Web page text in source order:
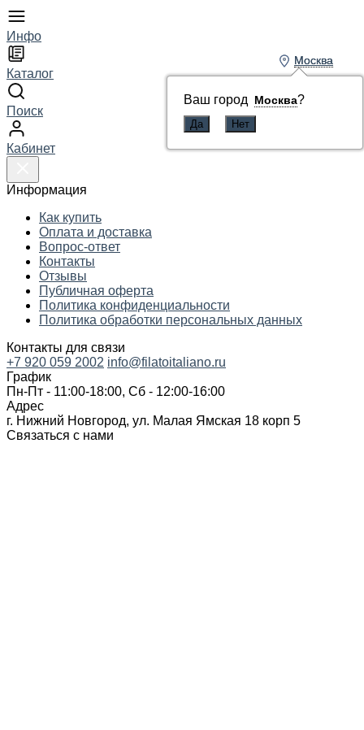
Инфо
Каталог
Поиск
Кабинет
Информация
Как купить
Оплата и доставка
Вопрос-ответ
Контакты
Отзывы
Публичная оферта
Политика конфиденциальности
Политика обработки персональных данных
Контакты для связи
Москва
Ваш город Москва?
+7 920 059 2002 info@filatoitaliano.ru
График
Пн-Пт - 11:00-18:00, Сб - 12:00-16:00
Адрес
г. Нижний Новгород, ул. Малая Ямская 18 корп 5
Связаться с нами
Москва
Ваш город Москва?